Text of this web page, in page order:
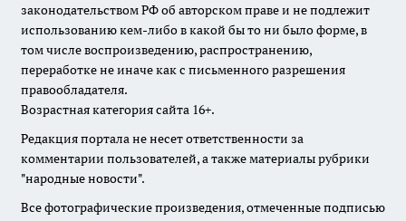
законодательством РФ об авторском праве и не подлежит
использованию кем-либо в какой бы то ни было форме, в
том числе воспроизведению, распространению,
переработке не иначе как с письменного разрешения
правообладателя.
Возрастная категория сайта 16+.
Редакция портала не несет ответственности за
комментарии пользователей, а также материалы рубрики
"народные новости".
Все фотографические произведения, отмеченные подписью